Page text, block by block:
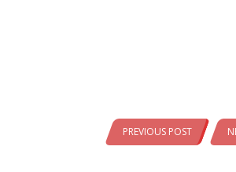
PREVIOUS POST